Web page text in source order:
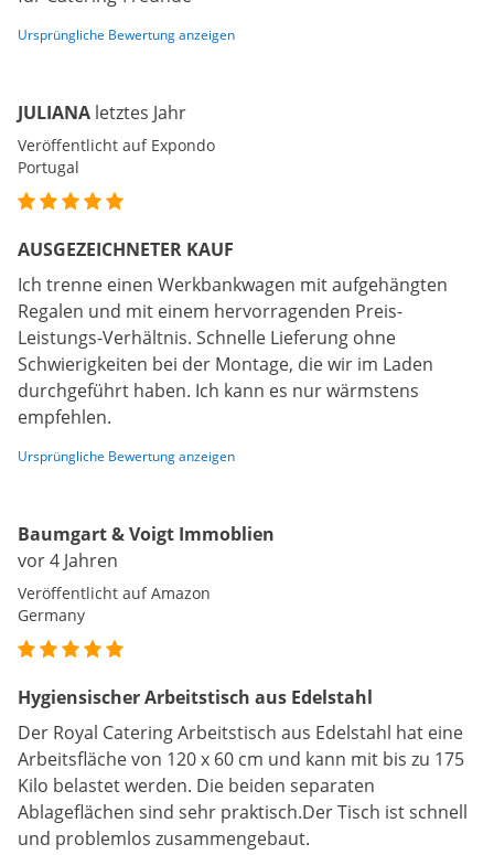
Ursprüngliche Bewertung anzeigen
JULIANA letztes Jahr
Veröffentlicht auf Expondo
Portugal
AUSGEZEICHNETER KAUF
Ich trenne einen Werkbankwagen mit aufgehängten
Regalen und mit einem hervorragenden Preis-
Leistungs-Verhältnis. Schnelle Lieferung ohne
Schwierigkeiten bei der Montage, die wir im Laden
durchgeführt haben. Ich kann es nur wärmstens
empfehlen.
Ursprüngliche Bewertung anzeigen
Baumgart & Voigt Immoblien
vor 4 Jahren
Veröffentlicht auf Amazon
Germany
Hygiensischer Arbeitstisch aus Edelstahl
Der Royal Catering Arbeitstisch aus Edelstahl hat eine
Arbeitsfläche von 120 x 60 cm und kann mit bis zu 175
Kilo belastet werden. Die beiden separaten
Ablageflächen sind sehr praktisch.Der Tisch ist schnell
und problemlos zusammengebaut.